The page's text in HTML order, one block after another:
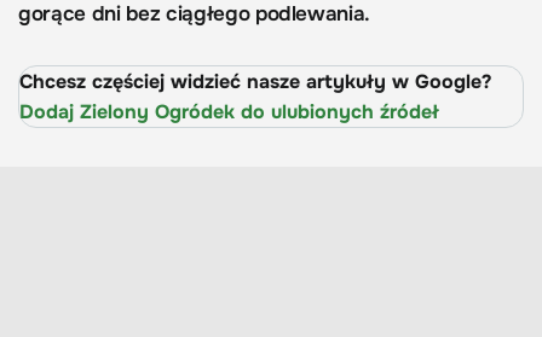
gorące dni bez ciągłego podlewania.
Chcesz częściej widzieć nasze artykuły w Google?
Dodaj Zielony Ogródek do ulubionych źródeł